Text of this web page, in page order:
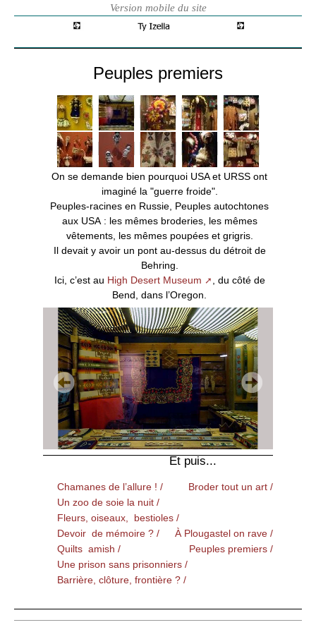
Peuples premiers
On se demande bien pourquoi USA et URSS ont
imaginé la "guerre froide".
Peuples-racines en Russie, Peuples autochtones
aux USA : les mêmes broderies, les mêmes
vêtements, les mêmes poupées et grigris.
Il devait y avoir un pont au-dessus du détroit de
Behring.
Ici, c’est au High Desert Museum
, du côté de
Bend, dans l’Oregon.
Et puis...
Chamanes de l’allure ! /
Broder tout un art /
Un zoo de soie la nuit /
Fleurs, oiseaux, bestioles /
Devoir de mémoire ? /
À Plougastel on rave /
Quilts amish /
Peuples premiers /
Une prison sans prisonniers /
Barrière, clôture, frontière ? /